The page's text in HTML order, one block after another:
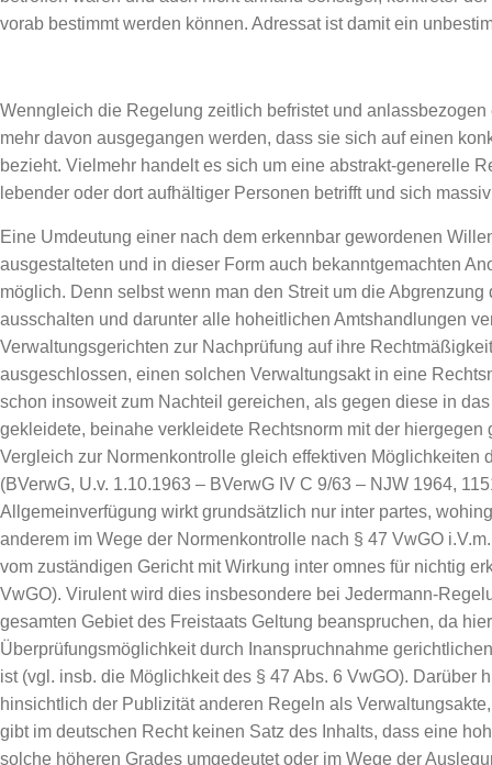
vorab bestimmt werden können. Adressat ist damit ein
Wenngleich die Regelung zeitlich befristet und
mehr davon ausgegangen werden, dass sie sich auf einen
bezieht. Vielmehr handelt es sich um eine abstrakt-generelle
lebender oder dort aufhältiger Personen betrifft und sich
Eine Umdeutung einer nach dem erkennbar gewordenen
ausgestalteten und in dieser Form auch bekanntgemachten
möglich. Denn selbst wenn man den Streit um die
ausschalten und darunter alle hoheitlichen Amtshandlungen
Verwaltungsgerichten zur Nachprüfung auf ihre
ausgeschlossen, einen solchen Verwaltungsakt in eine
schon insoweit zum Nachteil gereichen, als gegen diese in
gekleidete, beinahe verkleidete Rechtsnorm mit der
Vergleich zur Normenkontrolle gleich effektiven Möglichkeiten
(BVerwG, U.v. 1.10.1963 – BVerwG IV C 9/63 – NJW 1964,
Allgemeinverfügung wirkt grundsätzlich nur inter partes,
anderem im Wege der Normenkontrolle nach § 47 VwGO
vom zuständigen Gericht mit Wirkung inter omnes für nichtig
VwGO). Virulent wird dies insbesondere bei Jedermann-
gesamten Gebiet des Freistaats Geltung beanspruchen, da
Überprüfungsmöglichkeit durch Inanspruchnahme
ist (vgl. insb. die Möglichkeit des § 47 Abs. 6 VwGO). Darüber
hinsichtlich der Publizität anderen Regeln als
gibt im deutschen Recht keinen Satz des Inhalts, dass eine
solche höheren Grades umgedeutet oder im Wege der